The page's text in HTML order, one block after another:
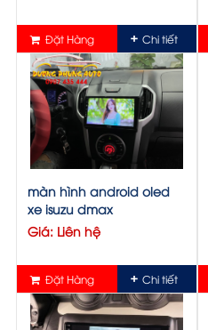
Đặt Hàng Chi tiết
màn hình android oled
xe isuzu dmax
Giá: Liên hệ
Đặt Hàng Chi tiết